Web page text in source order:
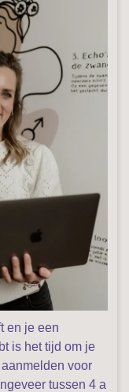
en je een
is het tijd om je
voor
tussen 4 a